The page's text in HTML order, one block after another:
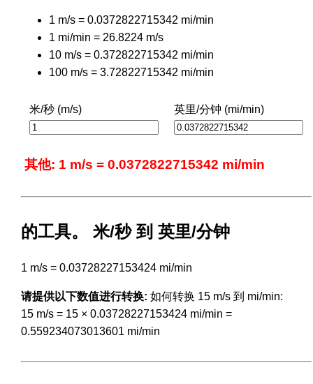
1 m/s = 0.0372822715342 mi/min
1 mi/min = 26.8224 m/s
10 m/s = 0.372822715342 mi/min
100 m/s = 3.72822715342 mi/min
米/秒 (m/s) 英里/分钟 (mi/min)
其他: 1 m/s = 0.0372822715342 mi/min
的工具。 米/秒 到 英里/分钟
1 m/s = 0.03728227153424 mi/min
请提供以下数值进行转换: 如何转换 15 m/s 到 mi/min:
15 m/s = 15 × 0.03728227153424 mi/min =
0.559234073013601 mi/min